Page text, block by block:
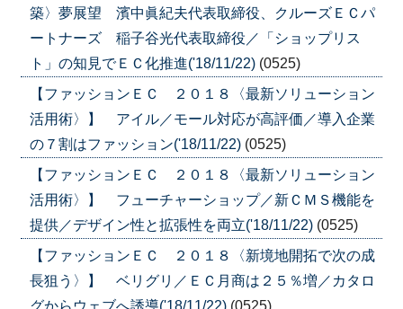
築〉夢展望 濱中眞紀夫代表取締役、クルーズＥＣパ
ートナーズ 稲子谷光代表取締役／「ショップリス
ト」の知見でＥＣ化推進('18/11/22) (0525)
【ファッションＥＣ ２０１８〈最新ソリューション
活用術〉】 アイル／モール対応が高評価／導入企業
の７割はファッション('18/11/22) (0525)
【ファッションＥＣ ２０１８〈最新ソリューション
活用術〉】 フューチャーショップ／新ＣＭＳ機能を
提供／デザイン性と拡張性を両立('18/11/22) (0525)
【ファッションＥＣ ２０１８〈新境地開拓で次の成
長狙う〉】 ベリグリ／ＥＣ月商は２５％増／カタロ